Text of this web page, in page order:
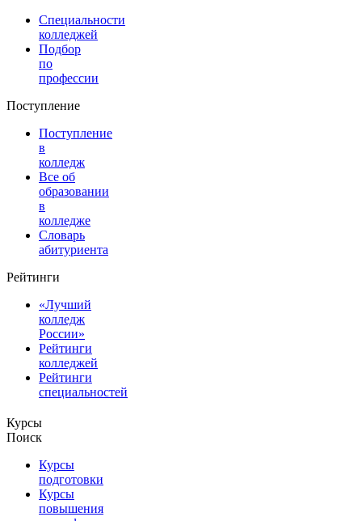
Специальности
колледжей
Подбор
по
профессии
Поступление
Поступление
в
колледж
Все об
образовании
в
колледже
Словарь
абитуриента
Рейтинги
«Лучший
колледж
России»
Рейтинги
колледжей
Рейтинги
специальностей
Курсы
Поиск
Курсы
подготовки
Курсы
повышения